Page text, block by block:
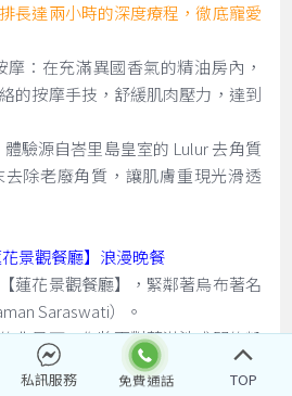
長達兩小時的深度療程，徹底寵愛
：在充滿異國香氣的精油房內，
的按摩手技，舒緩肌肉壓力，達到
驗源自峇里島皇室的 Lulur 去角質
除老廢角質，讓肌膚重現光滑透
景觀餐廳】浪漫晚餐
蓮花景觀餐廳】，緊鄰著烏布著名
Saraswati）。
背景下，您將面對著滿池盛開的粉
傳統舞蹈（有時需視表演時間而
私訊服務 TOP